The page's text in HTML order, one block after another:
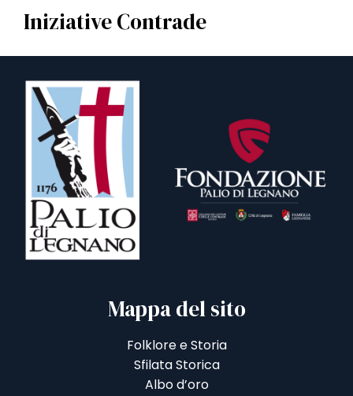
Iniziative Contrade
Mappa del sito
Folklore e Storia
Sfilata Storica
Albo d’oro